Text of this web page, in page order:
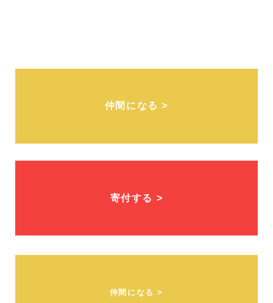
仲間になる >
寄付する >
仲間になる >